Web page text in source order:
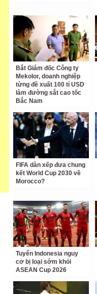
Bắt Giám đốc Công ty
Mekolor, doanh nghiệp
từng đề xuất 100 tỉ USD
làm đường sắt cao tốc
Bắc Nam
FIFA dàn xếp đưa chung
kết World Cup 2030 về
Morocco?
Tuyển Indonesia nguy
cơ bị loại sớm khỏi
ASEAN Cup 2026